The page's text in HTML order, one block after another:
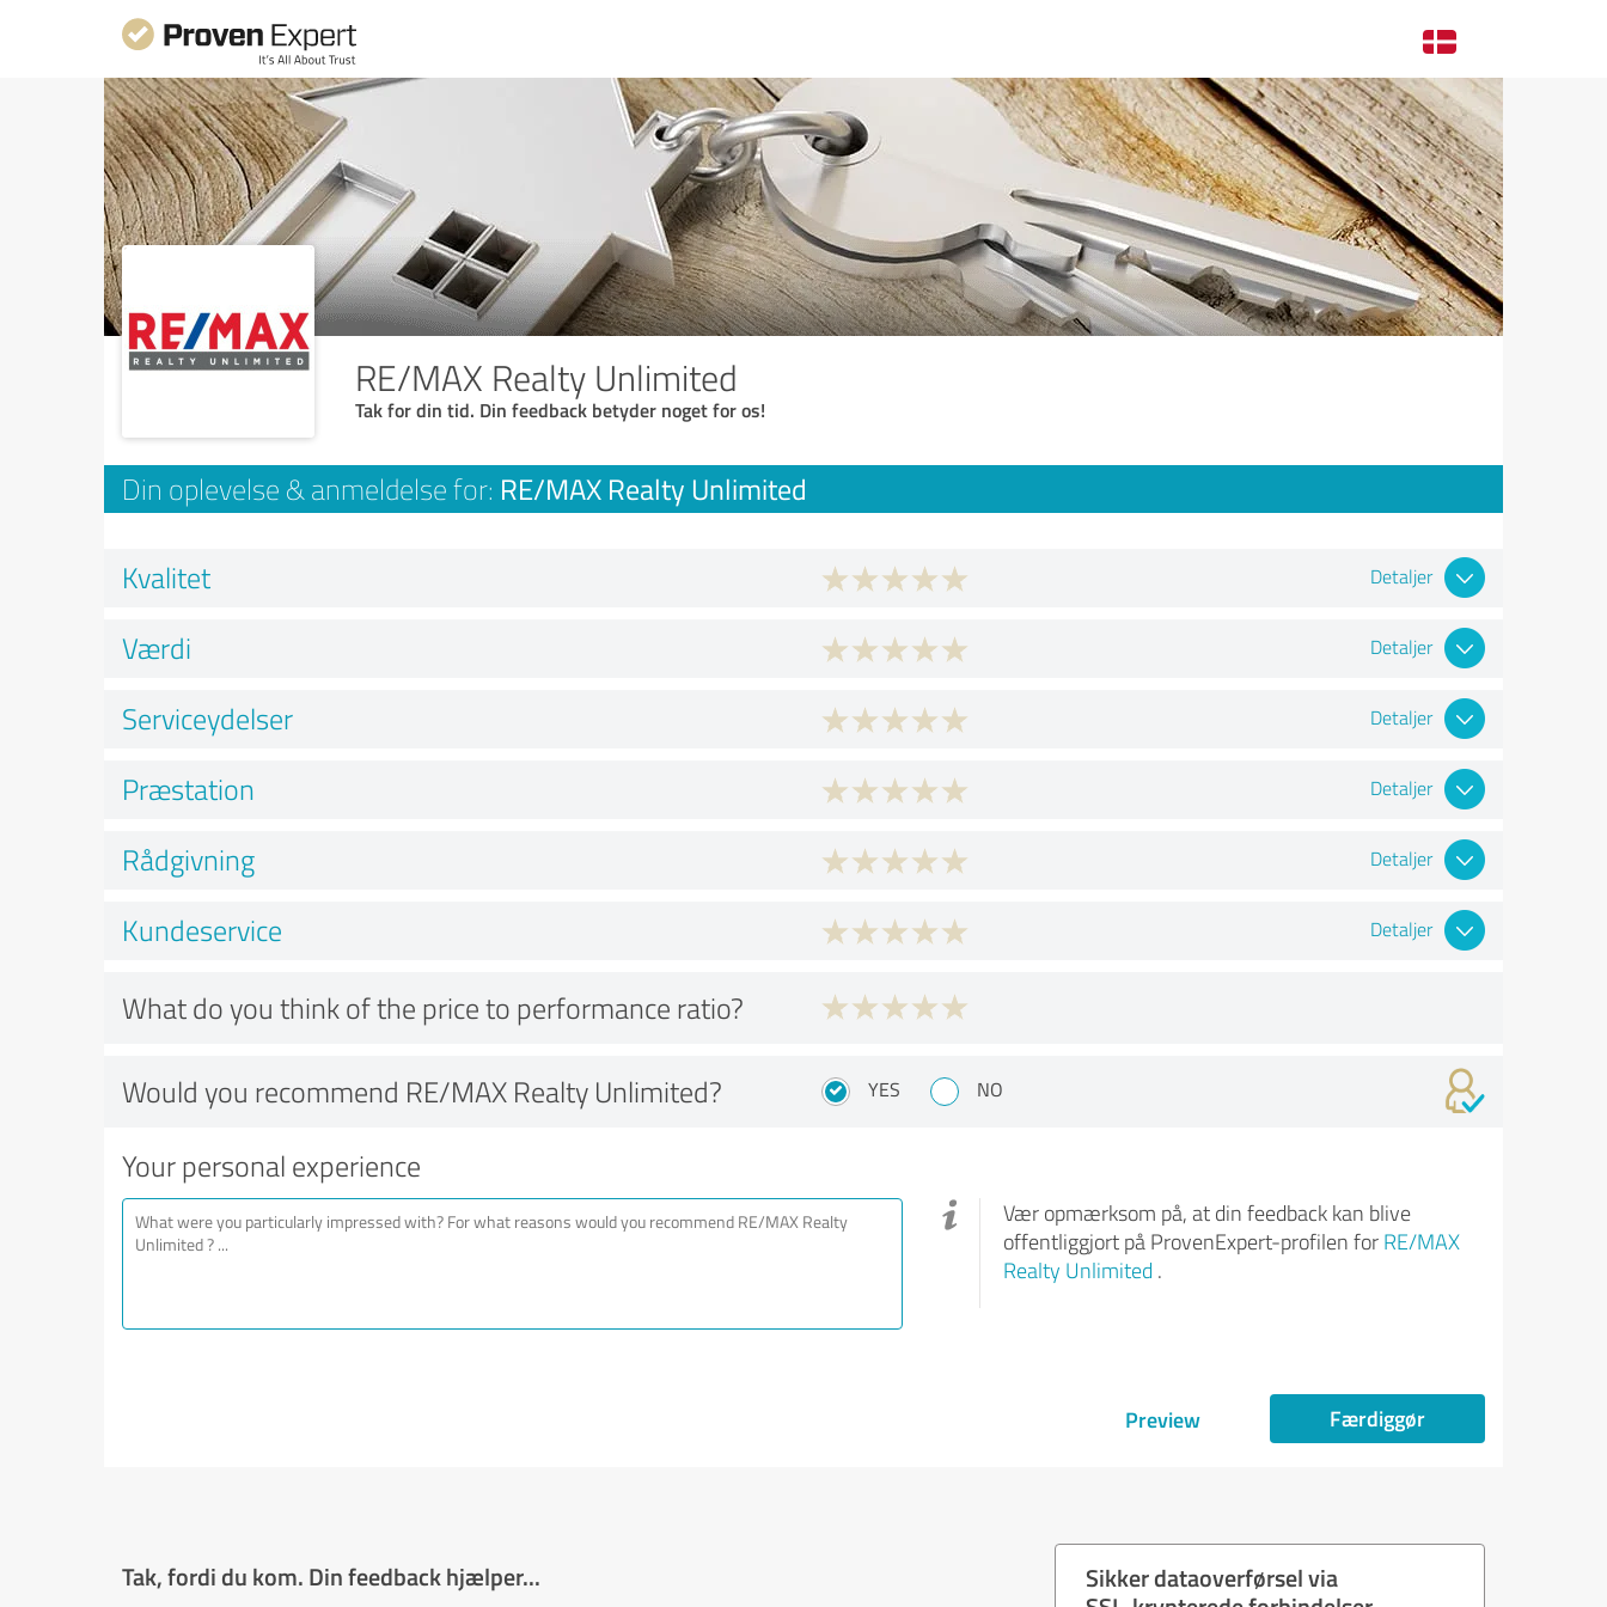
RE/MAX Realty Unlimited
Tak for din tid. Din feedback betyder noget for os!
Din oplevelse & anmeldelse for: RE/MAX Realty Unlimited
Kvalitet Detaljer
Værdi Detaljer
Serviceydelser Detaljer
Præstation Detaljer
Rådgivning Detaljer
Kundeservice Detaljer
What do you think of the price to performance ratio?
Would you recommend RE/MAX Realty Unlimited? YES NO
Your personal experience
Vær opmærksom på, at din feedback kan blive
offentliggjort på ProvenExpert-profilen for RE/MAX
Realty Unlimited .
Preview Færdiggør
Tak, fordi du kom. Din feedback hjælper...
Sikker dataoverførsel via